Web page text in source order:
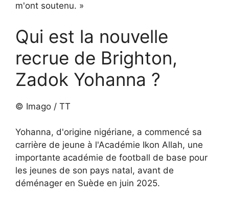
m'ont soutenu. »
Qui est la nouvelle
recrue de Brighton,
Zadok Yohanna ?
© Imago / TT
Yohanna, d'origine nigériane, a commencé sa
carrière de jeune à l'Académie Ikon Allah, une
importante académie de football de base pour
les jeunes de son pays natal, avant de
déménager en Suède en juin 2025.